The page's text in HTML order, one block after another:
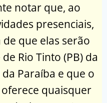
notar que, ao
presenciais,
que elas serão
Rio Tinto (PB) da
Paraíba e que o
quaisquer